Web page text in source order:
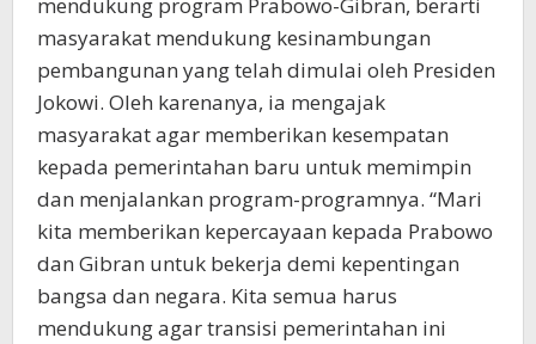
masyarakat mendukung kesinambungan
pembangunan yang telah dimulai oleh Presiden
Jokowi. Oleh karenanya, ia mengajak
masyarakat agar memberikan kesempatan
kepada pemerintahan baru untuk memimpin
dan menjalankan program-programnya. “Mari
kita memberikan kepercayaan kepada Prabowo
dan Gibran untuk bekerja demi kepentingan
bangsa dan negara. Kita semua harus
mendukung agar transisi pemerintahan ini